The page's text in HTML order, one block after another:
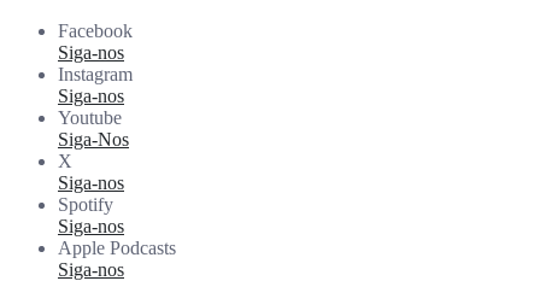
Facebook
Siga-nos
Instagram
Siga-nos
Youtube
Siga-Nos
X
Siga-nos
Spotify
Siga-nos
Apple Podcasts
Siga-nos